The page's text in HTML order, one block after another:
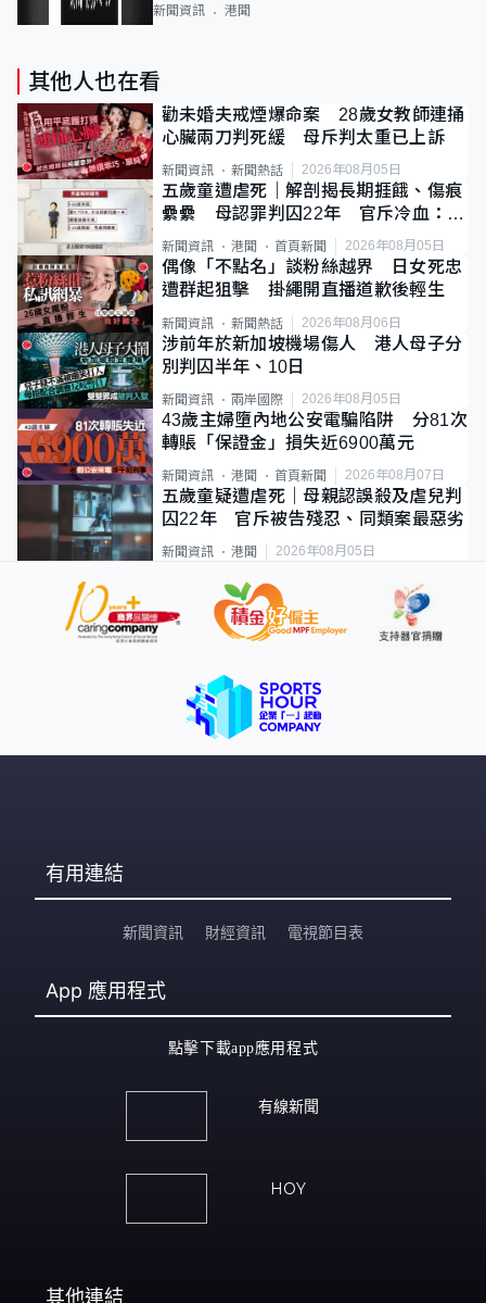
新聞資訊 港聞
其他人也在看
勸未婚夫戒煙爆命案 28歲女教師連捅
心臟兩刀判死緩 母斥判太重已上訴
新聞資訊 新聞熱話 2026年08月05日
五歲童遭虐死｜解剖揭長期捱餓、傷痕
纍纍 母認罪判囚22年 官斥冷血：同
類案最惡劣
新聞資訊 港聞 首頁新聞 2026年08月05日
偶像「不點名」談粉絲越界 日女死忠
遭群起狙擊 掛繩開直播道歉後輕生
新聞資訊 新聞熱話 2026年08月06日
涉前年於新加坡機場傷人 港人母子分
別判囚半年、10日
新聞資訊 兩岸國際 2026年08月05日
43歲主婦墮內地公安電騙陷阱 分81次
轉賬「保證金」損失近6900萬元
新聞資訊 港聞 首頁新聞 2026年08月07日
五歲童疑遭虐死｜母親認誤殺及虐兒判
囚22年 官斥被告殘忍、同類案最惡劣
新聞資訊 港聞 2026年08月05日
有用連結
新聞資訊 財經資訊 電視節目表
App 應用程式
點擊下載app應用程式
有線新聞
HOY
其他連結